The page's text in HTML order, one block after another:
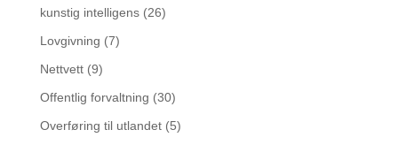
kunstig intelligens(26)
Lovgivning (7)
Nettvett(9)
Offentlig forvaltning (30)
Overføring til utlandet(5)